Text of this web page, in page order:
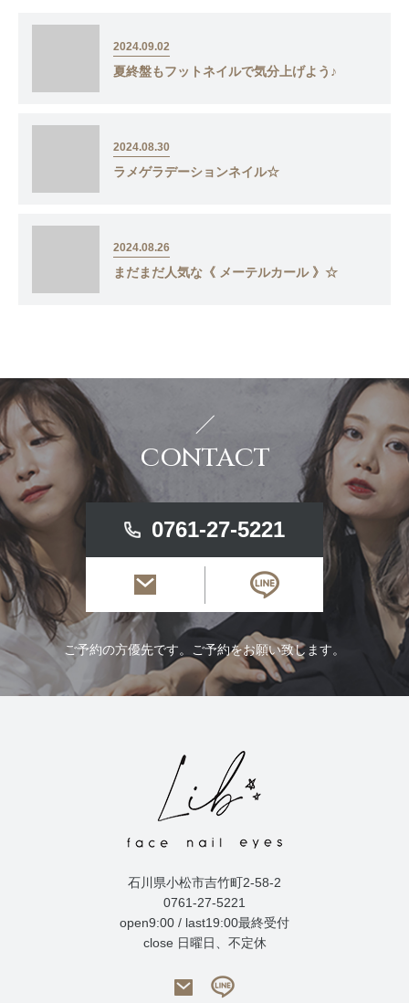
2024.09.02
夏終盤もフットネイルで気分上げよう♪
2024.08.30
ラメゲラデーションネイル☆
2024.08.26
まだまだ人気な《 メーテルカール 》☆
CONTACT
0761-27-5221
ご予約の方優先です。ご予約をお願い致します。
石川県小松市吉竹町2-58-2
0761-27-5221
open9:00 / last19:00最終受付
close 日曜日、不定休